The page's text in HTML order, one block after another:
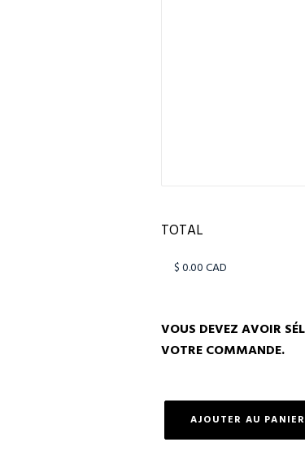
TOTAL
VOUS DEVEZ AVOIR
VOTRE COMMANDE.
AJOUTER AU PANIER